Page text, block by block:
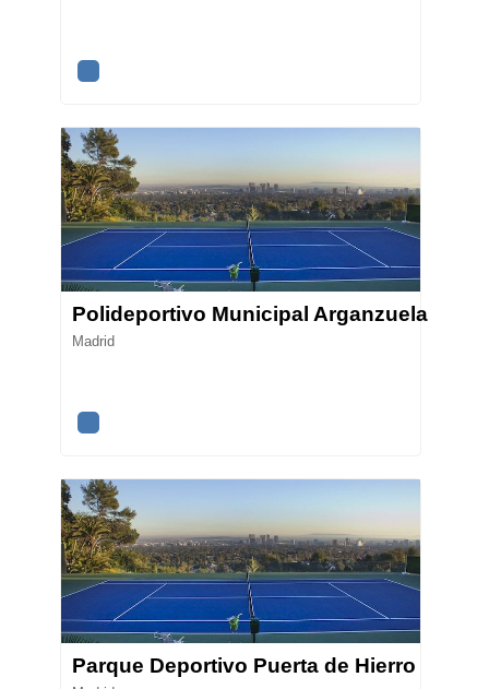
Polideportivo Municipal Arganzuela
Madrid
Parque Deportivo Puerta de Hierro